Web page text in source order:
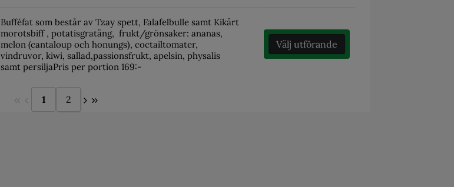
Bufféfat som består av Tzay spett, Falafelbulle samt Kikärt
morotsbiff , potatisgratäng, frukt/grönsaker: ananas,
melon (cantaloup och honungs), coctailtomater,
vindruvor, kiwi, sallad,passionsfrukt, apelsin, physalis
samt persiljaPris per portion 169:-
Välj utförande
1 2